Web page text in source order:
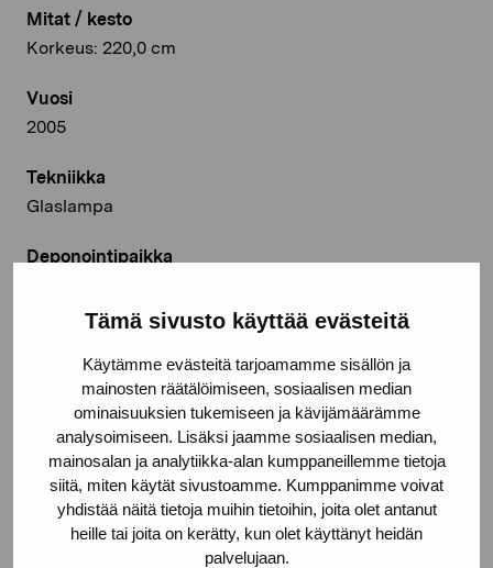
Tämä sivusto käyttää evästeitä
Käytämme evästeitä tarjoamamme sisällön ja
mainosten räätälöimiseen, sosiaalisen median
ominaisuuksien tukemiseen ja kävijämäärämme
analysoimiseen. Lisäksi jaamme sosiaalisen median,
mainosalan ja analytiikka-alan kumppaneillemme tietoja
siitä, miten käytät sivustoamme. Kumppanimme voivat
yhdistää näitä tietoja muihin tietoihin, joita olet antanut
heille tai joita on kerätty, kun olet käyttänyt heidän
palvelujaan.
Mitat / kesto
Korkeus: 220,0 cm
Vuosi
2005
Tekniikka
Glaslampa
Deponointipaikka
© Kuvasto 2026
Jaa:
Facebook
Linkedin